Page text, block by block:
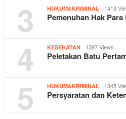
3 HUKUM&KRIMINAL 1413
Pemenuhan Hak
4 KESEHATAN 1397 Views
Peletakan Batu
5 HUKUM&KRIMINAL 1345
Persyaratan dan